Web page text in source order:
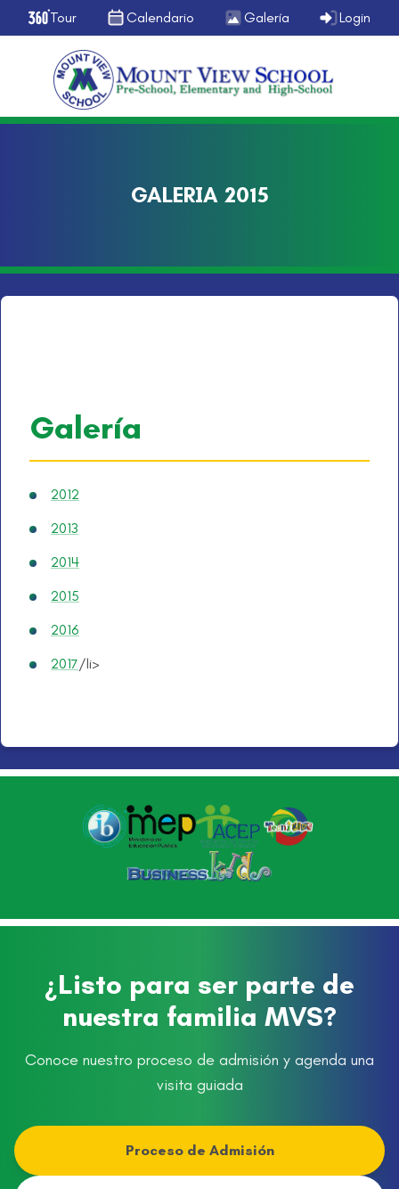
Tour Calendario Galería Login
GALERIA 2015
Galería
2012
2013
2014
2015
2016
2017/li>
¿Listo para ser parte de
nuestra familia MVS?
Conoce nuestro proceso de admisión y agenda una
visita guiada
Proceso de Admisión